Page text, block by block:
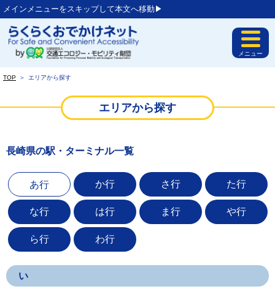
メインメニューをスキップして本文へ移動▶︎
メニュー
TOP ＞ エリアから探す
エリアから探す
長崎県の駅・ターミナル一覧
あ行 か行 さ行 た行
な行 は行 ま行 や行
ら行 わ行
い